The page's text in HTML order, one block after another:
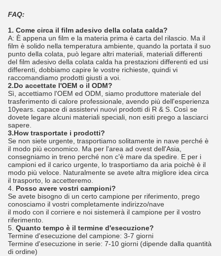
FAQ:
1. Come circa il film adesivo della colata calda?
A: È appena un film e la materia prima è carta del rilascio. Ma il
film è solido nella temperatura ambiente, quando la portata il suo
punto della colata, può legare altri materiali, materiali differenti
del film adesivo della colata calda ha prestazioni differenti ed usi
differenti, dobbiamo capire le vostre richieste, quindi vi
raccomandiamo prodotti giusti a voi.
2.Do accettate l'OEM o il ODM?
Sì, accettiamo l'OEM ed ODM, siamo produttore materiale del
trasferimento di calore professionale, avendo più dell'esperienza
10years. capace di assistervi nuovi prodotti di R & S. Così se
dovete legare alcuni materiali speciali, non esiti prego a lasciarci
sapere.
3.How trasportate i prodotti?
Se non siete urgente, trasportiamo solitamente in nave perché è
il modo più economico. Ma per l'area ad ovest dell'Asia,
consegniamo in treno perché non c'è mare da spedire. E per i
campioni ed il carico urgente, lo trasportiamo da aria poichè è il
modo più veloce. Naturalmente se avete altra migliore idea circa
il trasporto, lo accetteremo.
4. Posso avere vostri campioni?
Se avete bisogno di un certo campione per riferimento, prego
conosciamo il vostri completamente indirizzo/nave
il modo con il corriere e noi sistemerà il campione per il vostro
riferimento.
5. Quanto tempo è il termine d'esecuzione?
Termine d'esecuzione del campione: 3-7 giorni
Termine d'esecuzione in serie: 7-10 giorni (dipende dalla quantità
di ordine)